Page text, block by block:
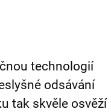
technologií
odsávání
tak skvěle osvěží